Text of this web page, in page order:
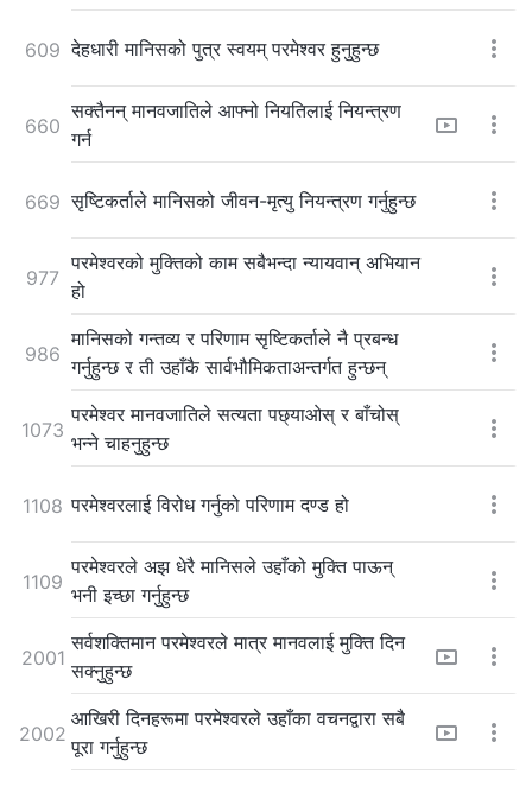
609 देहधारी मानिसको पुत्र स्वयम् परमेश्‍वर हुनुहुन्छ
660
सक्तैनन् मानवजातिले आफ्नो नियतिलाई नियन्त्रण
गर्न
669 सृष्टिकर्ताले मानिसको जीवन-मृत्यु नियन्त्रण गर्नुहुन्छ
977
परमेश्‍वरको मुक्तिको काम सबैभन्दा न्यायवान् अभियान
हो
986
मानिसको गन्तव्य र परिणाम सृष्टिकर्ताले नै प्रबन्ध
गर्नुहुन्छ र ती उहाँकै सार्वभौमिकताअन्तर्गत हुन्छन्
1073
परमेश्‍वर मानवजातिले सत्यता पछ्याओस् र बाँचोस्
भन्ने चाहनुहुन्छ
1108 परमेश्‍वरलाई विरोध गर्नुको परिणाम दण्ड हो
1109
परमेश्‍वरले अझ धेरै मानिसले उहाँको मुक्ति पाऊन्
भनी इच्छा गर्नुहुन्छ
2001
सर्वशक्तिमान परमेश्‍वरले मात्र मानवलाई मुक्ति दिन
सक्नुहुन्छ
2002
आखिरी दिनहरूमा परमेश्‍वरले उहाँका वचनद्वारा सबै
पूरा गर्नुहुन्छ